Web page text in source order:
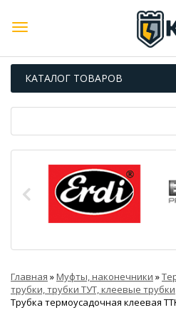
КАТАЛОГ ТОВАРОВ
Главная »Муфты, наконечники »
трубки, трубки ТУТ, клеевые трубки
Трубка термоусадочная клеевая